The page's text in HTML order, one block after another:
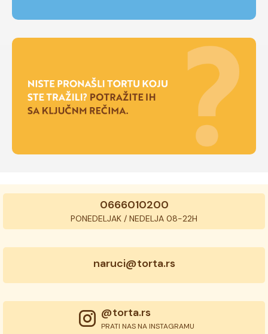
0666010200
PONEDELJAK / NEDELJA 08-22H
naruci@torta.rs
@torta.rs
PRATI NAS NA INSTAGRAMU